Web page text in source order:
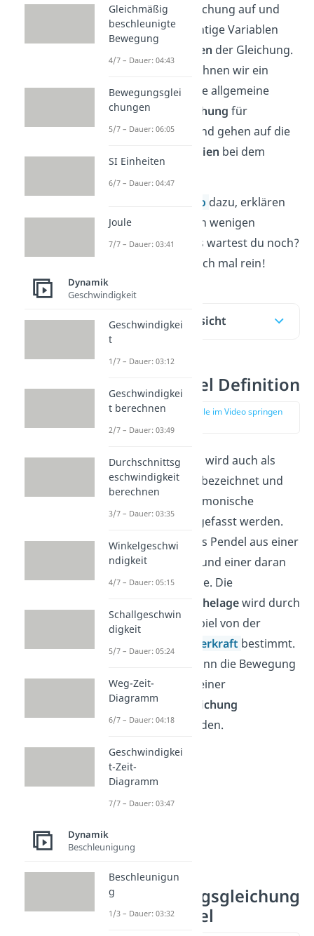
Schwingungsgleichung auf und
beschreiben wichtige Variablen
undEigenschaften der Gleichung.
Des Weiteren rechnen wir ein
Beispiel, lösen die allgemeine
Differentialgleichung für
Schwingungen und gehen auf die
Energien bei dem
Video dazu, erklären
wir dir das alles in wenigen
Minuten. Auf was wartest du noch?
Schau doch einfach mal rein!
Inhaltsübersicht
Federpendel Definition
zur Stelle im Video springen
DasFederpendel
wird auch als
Federschwinger
bezeichnet und
kann als eine harmonische
Schwingung aufgefasst werden.
Dabei besteht das Pendel aus einer
Schraubenfeder
und einer daran
befestigten Masse. Die
Ruhelagewird durch
das Zusammenspiel von der
Federkraft bestimmt.
Mathematisch kann die Bewegung
des Pendels mit einer
Schwingungsgleichung
beschrieben werden.
Schwingungsgleichung
Federpendel
Gleichmäßig
beschleunigte
Bewegung
4/7 – Dauer: 04:43
Bewegungsglei
chungen
5/7 – Dauer: 06:05
SI Einheiten
6/7 – Dauer: 04:47
Joule
7/7 – Dauer: 03:41
Dynamik
Geschwindigkeit
Geschwindigkei
t
1/7 – Dauer: 03:12
Geschwindigkei
t berechnen
2/7 – Dauer: 03:49
Durchschnittsg
eschwindigkeit
berechnen
3/7 – Dauer: 03:35
Winkelgeschwi
ndigkeit
4/7 – Dauer: 05:15
Schallgeschwin
digkeit
5/7 – Dauer: 05:24
Weg-Zeit-
Diagramm
6/7 – Dauer: 04:18
Geschwindigkei
t-Zeit-
Diagramm
7/7 – Dauer: 03:47
Dynamik
Beschleunigung
Beschleunigun
g
1/3 – Dauer: 03:32